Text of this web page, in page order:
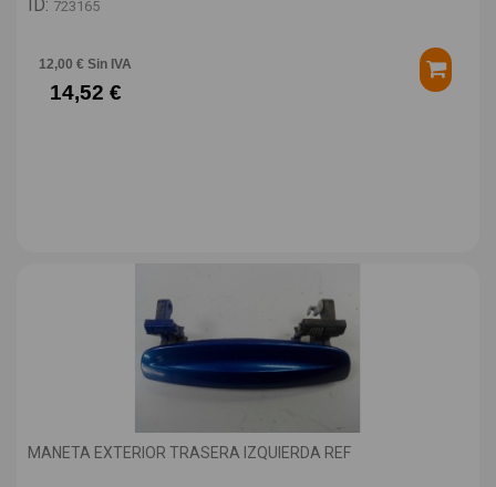
ID: 723165
12,00 € Sin IVA
14,52 €
MANETA EXTERIOR TRASERA IZQUIERDA REF